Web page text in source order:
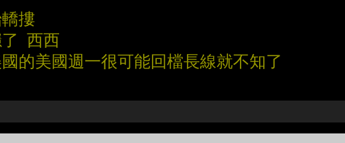
摟
西西
的美國週一很可能回檔長線就不知了